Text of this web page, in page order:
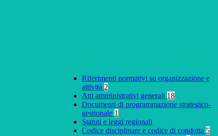
Riferimenti normativi su organizzazione e
attività 2
Atti amministrativi generali 18
Documenti di programmazione strategico-
gestionale 1
Statuti e leggi regionali
Codice disciplinare e codice di condotta 5